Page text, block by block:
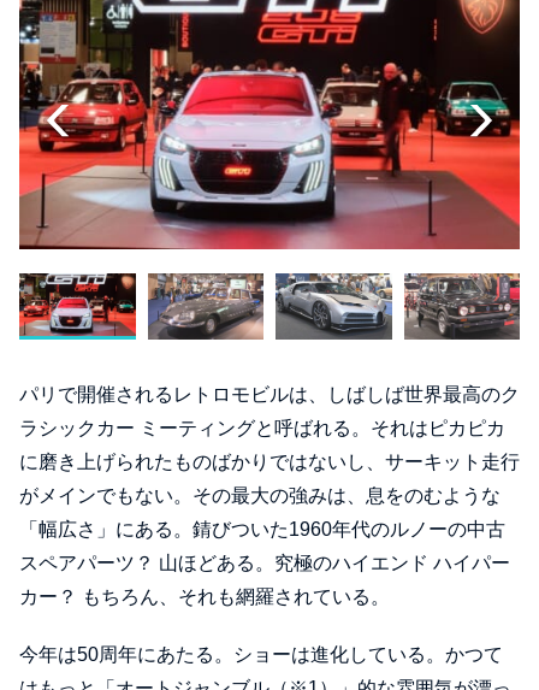
パリで開催されるレトロモビルは、しばしば世界最高のク
ラシックカー ミーティングと呼ばれる。それはピカピカ
に磨き上げられたものばかりではないし、サーキット走行
がメインでもない。その最大の強みは、息をのむような
「幅広さ」にある。錆びついた1960年代のルノーの中古
スペアパーツ？ 山ほどある。究極のハイエンド ハイパー
カー？ もちろん、それも網羅されている。
今年は50周年にあたる。ショーは進化している。かつて